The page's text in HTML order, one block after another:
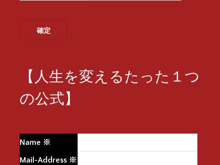
【人生を変えるたった１つ
の公式】
Name ※
Mail-Address ※